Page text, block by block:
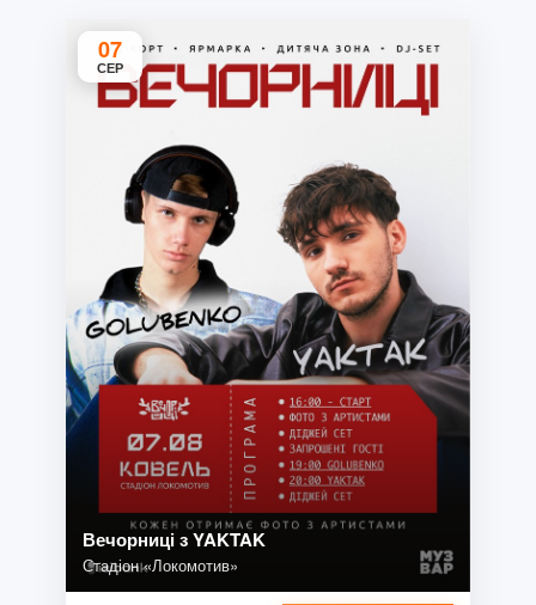
07
СЕР
Вечорниці з YAKTAK
Стадіон «Локомотив»